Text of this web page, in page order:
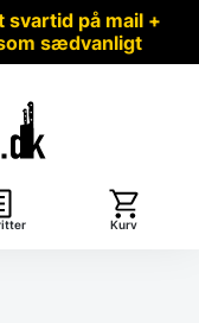
på mail +
sædvanligt
Kurv